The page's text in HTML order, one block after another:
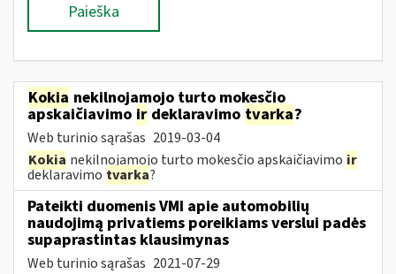
Paieška
Kokia nekilnojamojo turto mokesčio
apskaičiavimo ir deklaravimo tvarka?
Web turinio sąrašas 2019-03-04
Kokia nekilnojamojo turto mokesčio apskaičiavimo ir
deklaravimo tvarka?
Pateikti duomenis VMI apie automobilių
naudojimą privatiems poreikiams verslui padės
supaprastintas klausimynas
Web turinio sąrašas 2021-07-29